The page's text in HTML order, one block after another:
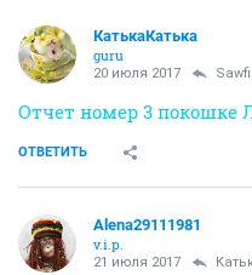
Остаток с предыдущего
Приход:
Благораспродажа: 500,00
Итого приход: 500,00 руб.
Итого приход с учетом